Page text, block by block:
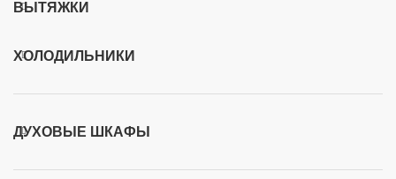
ВЫТЯЖКИ
ХОЛОДИЛЬНИКИ
ДУХОВЫЕ ШКАФЫ